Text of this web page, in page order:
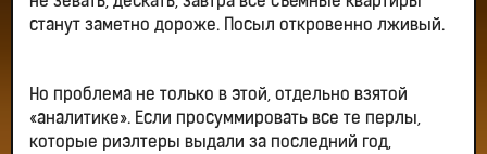
станут заметно дороже. Посыл откровенно лживый.
Но проблема не только в этой, отдельно взятой
«аналитике». Если просуммировать все те перлы,
которые риэлтеры выдали за последний год,